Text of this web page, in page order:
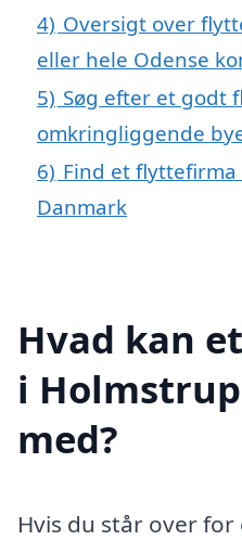
4) Oversigt over
eller hele Odense
5) Søg efter et godt
omkringliggende
6) Find et
Danmark
Hvad kan
i
med?
Hvis du står over